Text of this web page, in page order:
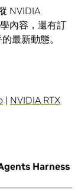
NVIDIA
內容，還有訂
最新動態。
| NVIDIA RTX
Harness